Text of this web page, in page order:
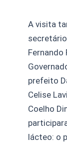
A visita
Fernando
prefeito
Celise
Coelho
lácteo: o